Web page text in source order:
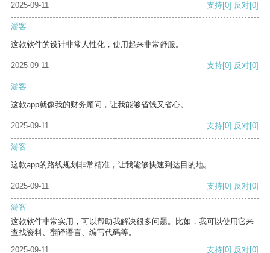
2025-09-11
支持[0] 反对[0]
游客
这款软件的设计非常人性化，使用起来非常舒服。
2025-09-11 支持[0] 反对[0]
游客
这款app就像我的财务顾问，让我能够省钱又省心。
2025-09-11 支持[0] 反对[0]
游客
这款app的路线规划非常精准，让我能够快速到达目的地。
2025-09-11 支持[0] 反对[0]
游客
这款软件非常实用，可以帮助我解决很多问题。比如，我可以使用它来
查找资料、翻译语言、编写代码等。
2025-09-11
支持[0] 反对[0]